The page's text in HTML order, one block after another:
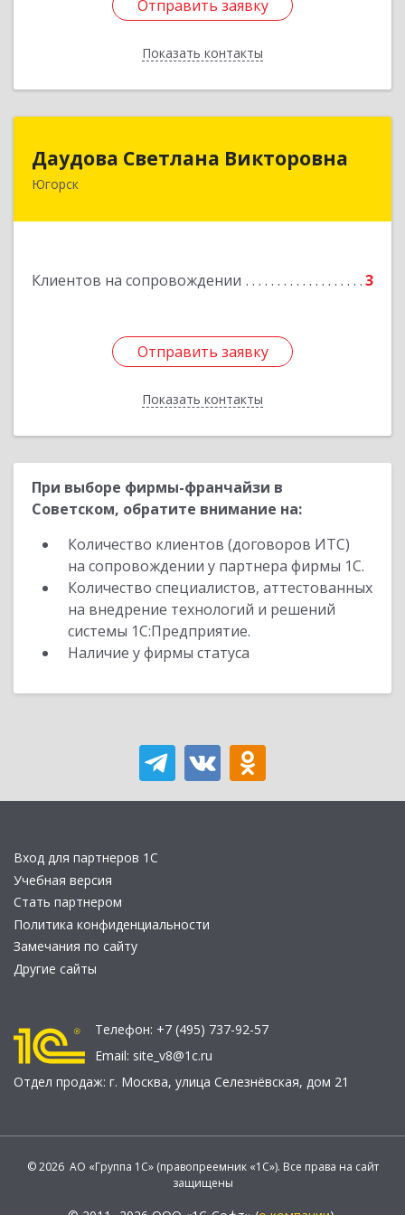
Отправить заявку
Показать контакты
Отправить заявку
Назад
Даудова Светлана Викторовна
Югорск
Клиентов на сопровождении 3
Отправить заявку
Показать контакты
Отправить заявку
Назад
При выборе фирмы-франчайзи в
Советском, обратите внимание на:
Количество клиентов (договоров ИТС)
на сопровождении у партнера фирмы 1С.
Количество специалистов, аттестованных
на внедрение технологий и решений
системы 1С:Предприятие.
Наличие у фирмы статуса
Вход для партнеров 1С
Учебная версия
Стать партнером
Политика конфиденциальности
Замечания по сайту
Другие сайты
Телефон: +7 (495) 737-92-57
Email: site_v8@1c.ru
Отдел продаж: г. Москва, улица Селезнёвская, дом 21
© 2026 АО «Группа 1С» (правопреемник «1С»). Все права на сайт
защищены